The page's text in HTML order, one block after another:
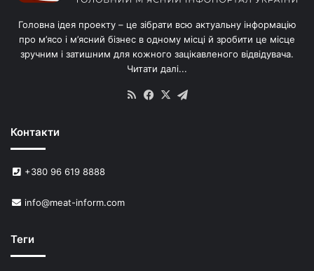
Головна ідея проекту – це зібрати всю актуальну інформацію
про м’ясо і м’ясний бізнес в одному місці й зробити це місце
зручним і затишним для кожного зацікавленого відвідувача.
Читати далі...
RSS Facebook
X
Контакти
+380 96 619 8888
info@meat-inform.com
Теги